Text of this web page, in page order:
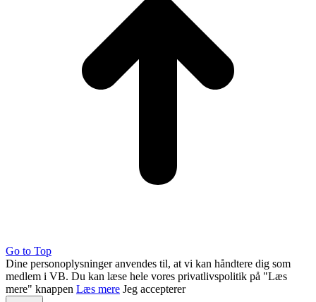
Go to Top
Dine personoplysninger anvendes til, at vi kan håndtere dig som
medlem i VB. Du kan læse hele vores privatlivspolitik på "Læs
mere" knappen Læs mere Jeg accepterer